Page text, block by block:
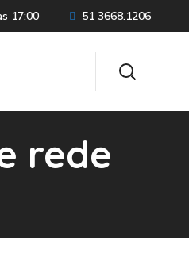
17:00 51 3668.1206
rede